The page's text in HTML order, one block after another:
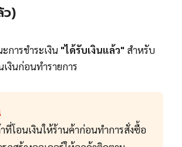
ว)
การชำระเงิน "ได้รับเงินแล้ว" สำหรับ
งินก่อนทำรายการ
ที่โอนเงินให้ร้านค้าก่อนทำการสั่งซื้อ